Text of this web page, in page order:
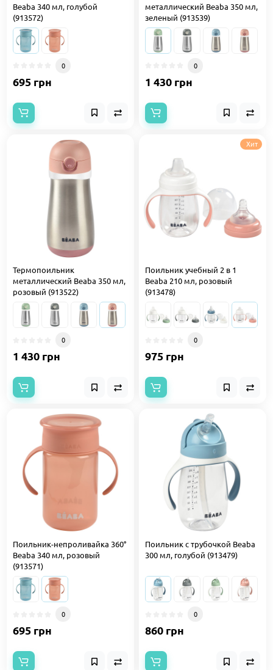
Beaba 340 мл, голубой
(913572)
0
695 грн
металлический Beaba 350 мл,
зеленый (913539)
0
1 430 грн
Термопоильник
металлический Beaba 350 мл,
розовый (913522)
0
1 430 грн
Хит
Поильник учебный 2 в 1
Beaba 210 мл, розовый
(913478)
0
975 грн
Поильник-непроливайка 360°
Beaba 340 мл, розовый
(913571)
0
695 грн
Поильник с трубочкой Beaba
300 мл, голубой (913479)
0
860 грн